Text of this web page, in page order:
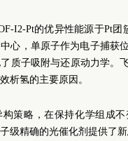
I2-Pt的优异性能源于Pt
心，单原子作为电子捕获
质子吸附与还原动力学。
析氢的主要原因。
策略，在保持化学组成
级精确的光催化剂提供了